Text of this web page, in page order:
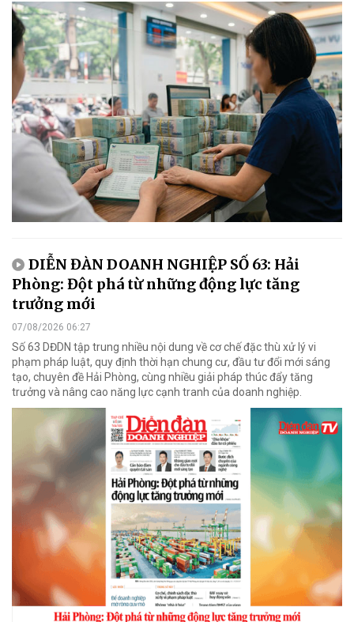
DIỄN ĐÀN DOANH NGHIỆP SỐ 63: Hải
Phòng: Đột phá từ những động lực tăng
trưởng mới
07/08/2026 06:27
Số 63 DĐDN tập trung nhiều nội dung về cơ chế đặc thù xử lý vi
phạm pháp luật, quy định thời hạn chung cư, đầu tư đổi mới sáng
tạo, chuyên đề Hải Phòng, cùng nhiều giải pháp thúc đẩy tăng
trưởng và nâng cao năng lực cạnh tranh của doanh nghiệp.